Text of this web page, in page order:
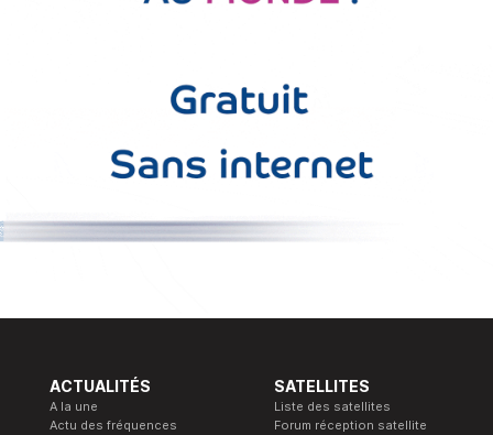
ACTUALITÉS
A la une
Actu des fréquences
SATELLITES
Liste des satellites
Forum réception satellite